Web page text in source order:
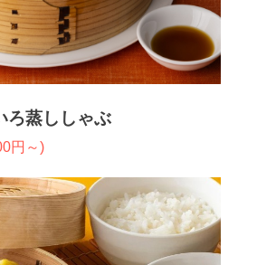
ろ蒸ししゃぶ
円～)